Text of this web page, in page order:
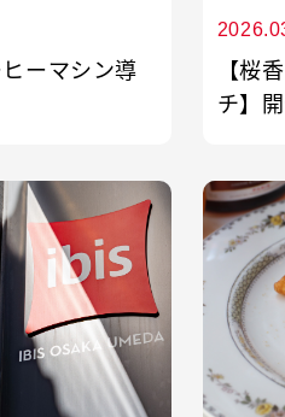
ーマシン導
【桜
チ】